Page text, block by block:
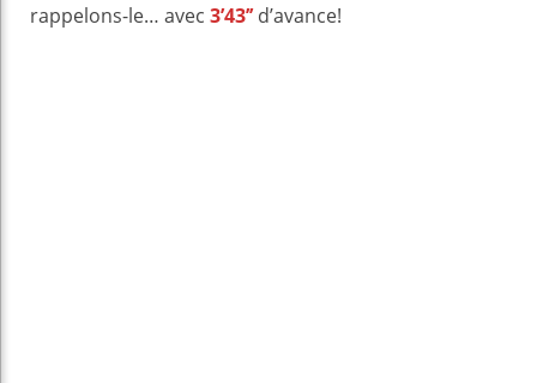
rappelons-le… avec 3’43’’d’avance!